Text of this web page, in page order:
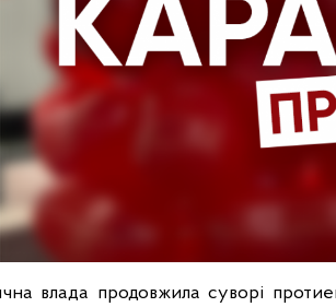
влада продовжила суворі